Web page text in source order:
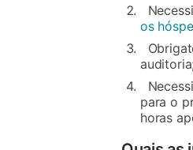
os
para o
horas